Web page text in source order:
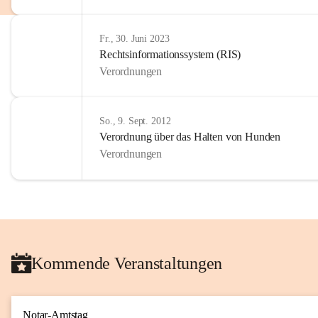
Fr., 30. Juni 2023
Rechtsinformationssystem (RIS)
Verordnungen
So., 9. Sept. 2012
Verordnung über das Halten von Hunden
Verordnungen
Kommende Veranstaltungen
Notar-Amtstag